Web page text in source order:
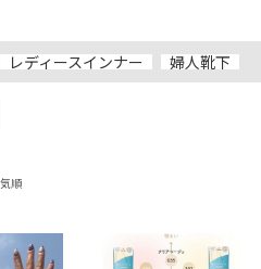
レディースインナー 婦人靴下
順